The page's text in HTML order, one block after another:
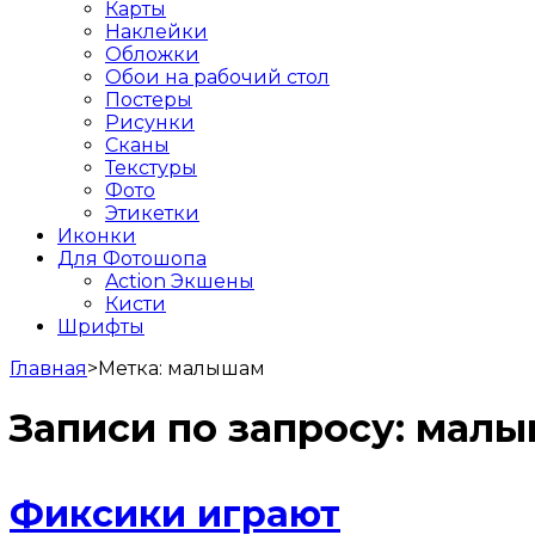
Карты
Наклейки
Обложки
Обои на рабочий стол
Постеры
Рисунки
Сканы
Текстуры
Фото
Этикетки
Иконки
Для Фотошопа
Action Экшены
Кисти
Шрифты
Главная>Метка: малышам
Записи по запросу:
Фиксики играют